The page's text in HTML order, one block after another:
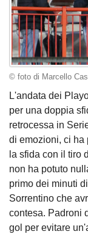
© foto di Marcello
L'andata dei
per una doppia
retrocessa in
di emozioni, ci ha
la sfida con il tiro
non ha potuto
primo dei minuti
Sorrentino che
contesa. Padroni
gol per evitare